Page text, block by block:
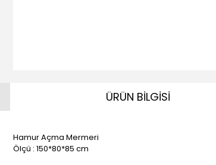
ÜRÜN BİLGİSİ
Hamur Açma Mermeri
Ölçü : 150*80*85 cm